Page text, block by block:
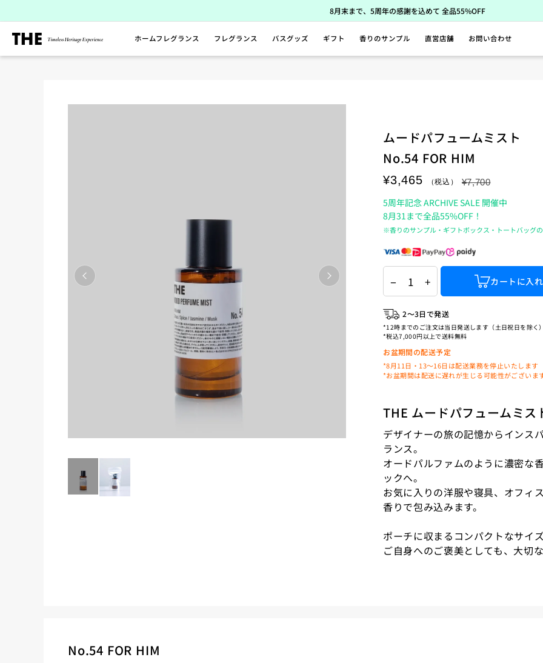
キ
プ
8月末まで、5周年の感謝を込めて 全品55%OFF
ホームフレグランス フレグランス バスグッズ ギフト 香りのサンプル 直営店舗 お問い合わせ
ムードパフュームミスト
No.54 FOR HIM
¥3,465 ¥7,700
5周年記念 ARCHIVE SALE 開催中
8月31まで全品55%OFF！
※香りのサンプル・ギフトボックス・トートバッグ
− + カートに入
2〜3日で発送
*12時までのご注文は当日発送します（土日祝日を除く
*税込7,000円以上で送料無料
お盆期間の配送予定
*8月11日・13〜16日は配送業務を停止いたします
*お盆期間は配送に遅れが生じる可能性がございま
THE ムードパフュームミス
デザイナーの旅の記憶からインス
ランス。
オードパルファムのように濃密な
ックへ。
お気に入りの洋服や寝具、オフィ
香りで包み込みます。
ポーチに収まるコンパクトなサイ
ご自身へのご褒美としても、大切
No.54 FOR HIM